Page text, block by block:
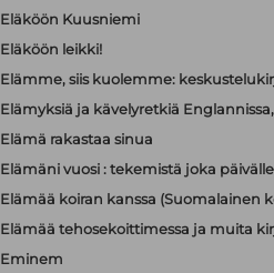
Eläköön Kuusniemi
Eläköön leikki!
Elämme, siis kuolemme:
Elämyksiä ja kävelyretkiä
Elämä rakastaa sinua
Elämäni vuosi : tekemistä joka päivälle
Elämää koiran kanssa (Suomalainen
Elämää tehosekoittimessa ja muita
Eminem